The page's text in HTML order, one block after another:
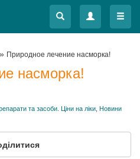
Меню
Меню
» Природное лечение насморка!
насморка!
та засоби. Ціни на ліки Новини